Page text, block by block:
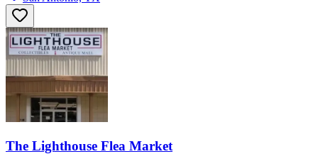
The Lighthouse Flea Market